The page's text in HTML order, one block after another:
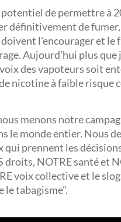
potentiel de permettre à
définitivement de fumer,
l'encourager et le
Aujourd'hui plus que
des vapoteurs soit
nicotine à faible risque
menons notre
le monde entier. Nous
qui prennent les
NOTRE santé et
voix collective et le
tabagisme”.